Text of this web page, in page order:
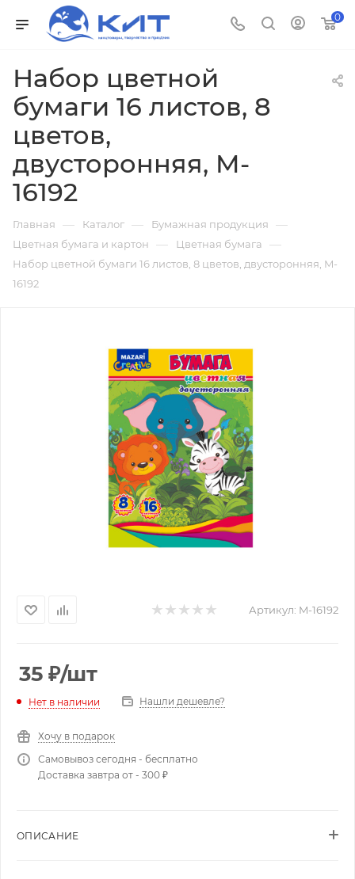
0
Набор цветной
бумаги 16 листов, 8
цветов,
двусторонняя, M-
16192
Главная — Каталог — Бумажная продукция —
Цветная бумага и картон — Цветная бумага —
Набор цветной бумаги 16 листов, 8 цветов, двусторонняя, M-
16192
Артикул: M-16192
35 ₽/шт
Нет в наличии Нашли дешевле?
Хочу в подарок
Самовывоз сегодня - бесплатно
Доставка завтра от - 300 ₽
ОПИСАНИЕ